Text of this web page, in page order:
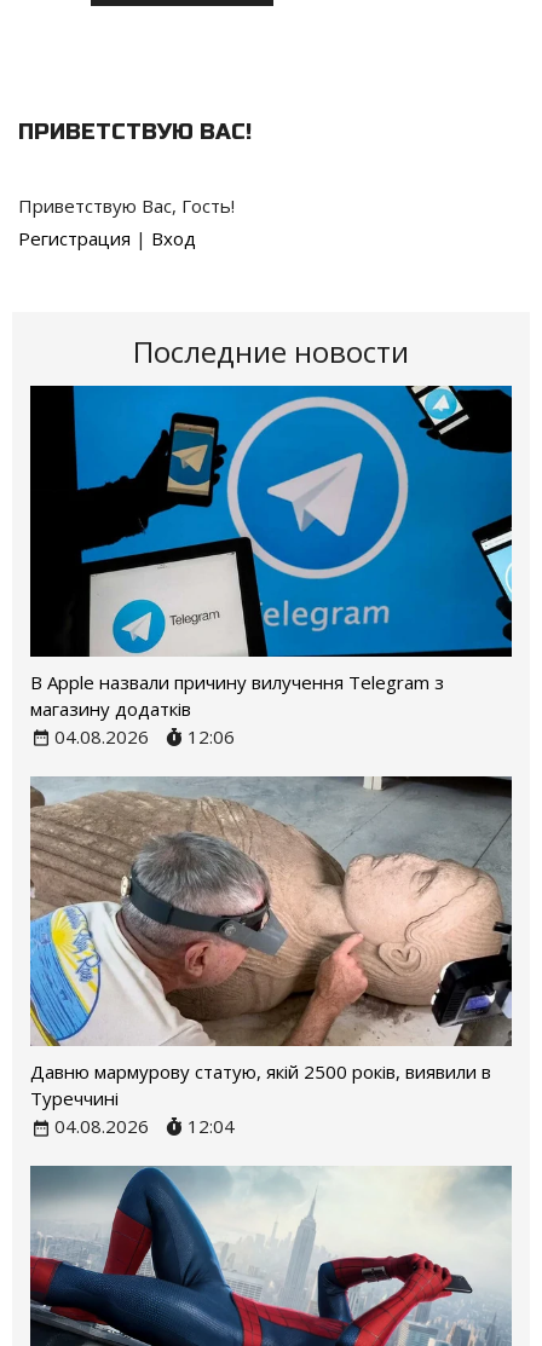
ПРИВЕТСТВУЮ ВАС!
Приветствую Вас, Гость!
Регистрация | Вход
Последние новости
В Apple назвали причину вилучення Telegram з
магазину додатків
04.08.2026
12:06
Давню мармурову статую, якій 2500 років, виявили в
Туреччині
04.08.2026
12:04